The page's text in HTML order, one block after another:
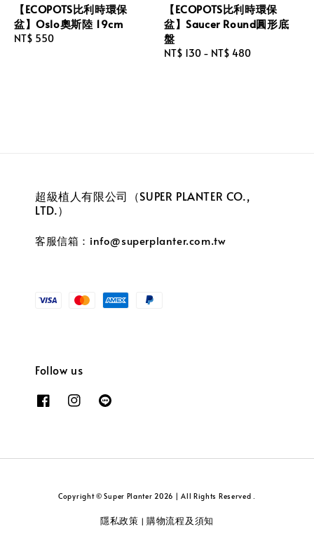
【ECOPOTS比利時環保
盆】Oslo奧斯陸 19cm
Regular
NT$ 550
【ECOPOTS比利時環保
盆】Saucer Round圓形底
盤
Regular
NT$ 130 - NT$ 480
超級植人有限公司（SUPER PLANTER CO.,
LTD.）
客服信箱：info@superplanter.com.tw
Follow us
Copyright © Super Planter 2026 | All Rights Reserved .
隱私政策 | 購物流程及須知